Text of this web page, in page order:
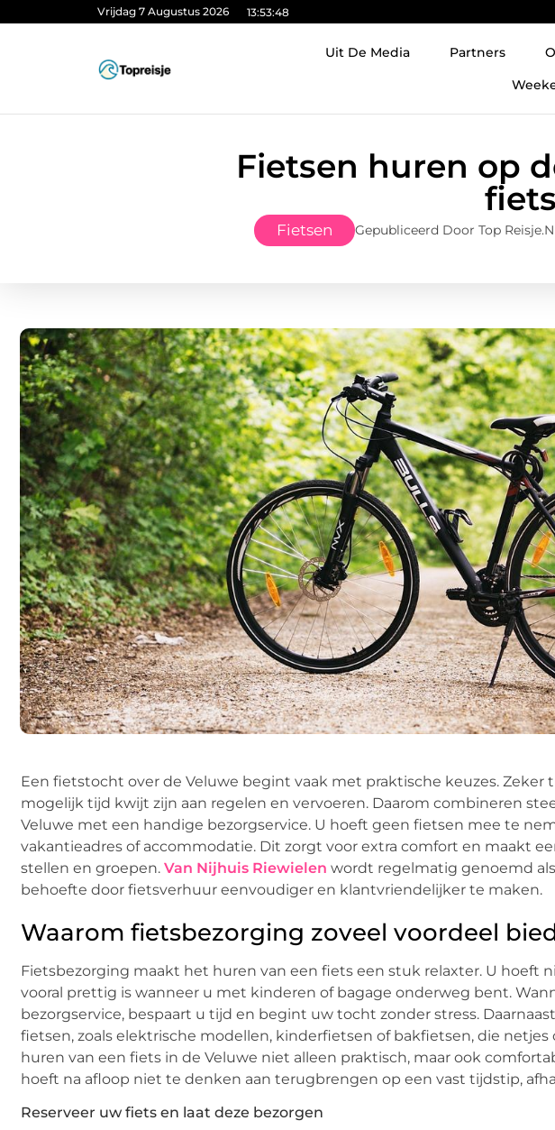
Vrijdag 7 Augustus 2026 13:53:49
Uit De Media Partners
Fietsen huren op
Fietsen Gepubliceerd Door Top
Een fietstocht over de Veluwe begint vaak met praktische keuzes.
mogelijk tijd kwijt zijn aan regelen en vervoeren. Daarom combineren
Veluwe met een handige bezorgservice. U hoeft geen fietsen mee te
vakantieadres of accommodatie. Dit zorgt voor extra comfort en maakt
stellen en groepen. Van Nijhuis Riewielen wordt regelmatig genoemd
behoefte door fietsverhuur eenvoudiger en klantvriendelijker te maken.
Waarom fietsbezorging zoveel voordeel
Fietsbezorging maakt het huren van een fiets een stuk relaxter. U hoeft
vooral prettig is wanneer u met kinderen of bagage onderweg bent.
bezorgservice, bespaart u tijd en begint uw tocht zonder stress.
fietsen, zoals elektrische modellen, kinderfietsen of bakfietsen, die
huren van een fiets in de Veluwe niet alleen praktisch, maar ook
hoeft na afloop niet te denken aan terugbrengen op een vast tijdstip,
Reserveer uw fiets en laat deze bezorgen